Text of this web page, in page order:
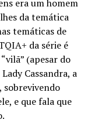
era um homem
da temática
temáticas de
da série é
(apesar do
Cassandra, a
sobrevivendo
e que fala que